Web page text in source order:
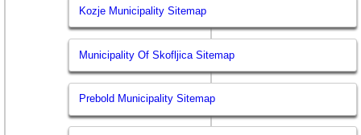
Kozje Municipality Sitemap
Municipality Of Skofljica Sitemap
Prebold Municipality Sitemap